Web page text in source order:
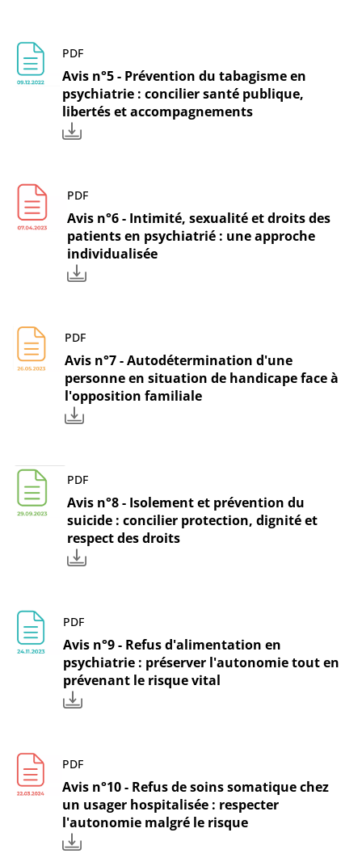
PDF
Avis n°5 - Prévention du tabagisme en
psychiatrie : concilier santé publique,
libertés et accompagnements
PDF
Avis n°6 - Intimité, sexualité et droits des
patients en psychiatrié : une approche
individualisée
PDF
Avis n°7 - Autodétermination d'une
personne en situation de handicape face à
l'opposition familiale
PDF
Avis n°8 - Isolement et prévention du
suicide : concilier protection, dignité et
respect des droits
PDF
Avis n°9 - Refus d'alimentation en
psychiatrie : préserver l'autonomie tout en
prévenant le risque vital
PDF
Avis n°10 - Refus de soins somatique chez
un usager hospitalisée : respecter
l'autonomie malgré le risque